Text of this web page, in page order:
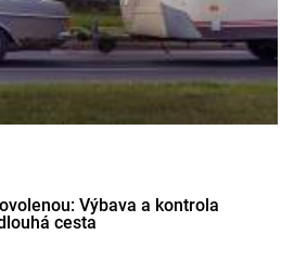
Výbava a kontrola
cesta